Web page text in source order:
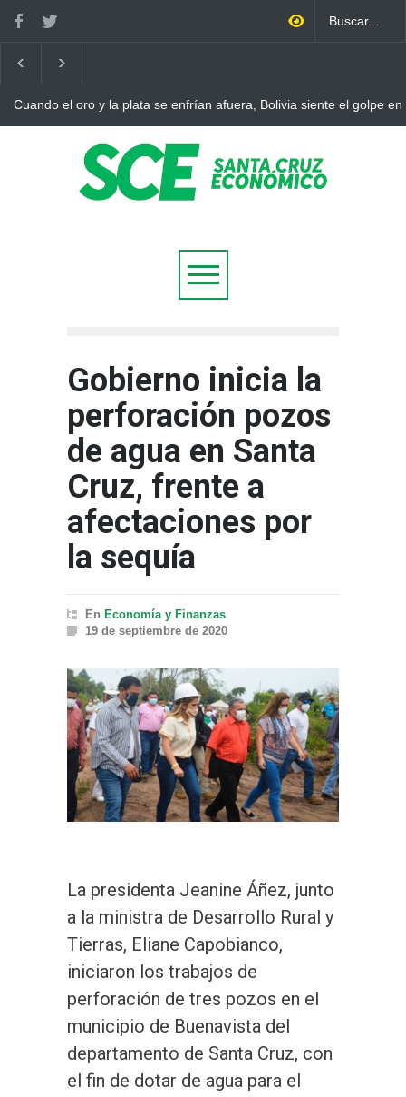
Cuando el oro y la plata se enfrían afuera, Bolivia siente el golpe en
Gobierno inicia la
perforación pozos
de agua en Santa
Cruz, frente a
afectaciones por
la sequía
En Economía y Finanzas
19 de septiembre de 2020
La presidenta Jeanine Áñez, junto
a la ministra de Desarrollo Rural y
Tierras, Eliane Capobianco,
iniciaron los trabajos de
perforación de tres pozos en el
municipio de Buenavista del
departamento de Santa Cruz, con
el fin de dotar de agua para el